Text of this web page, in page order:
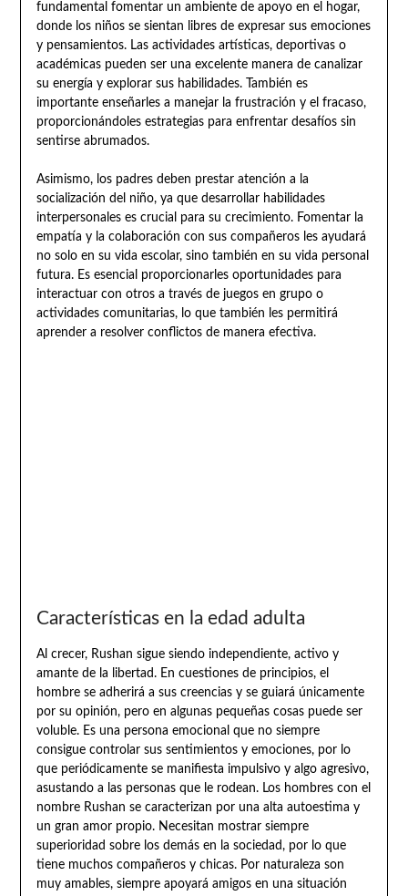
fundamental fomentar un ambiente de apoyo en el hogar,
donde los niños se sientan libres de expresar sus emociones
y pensamientos. Las actividades artísticas, deportivas o
académicas pueden ser una excelente manera de canalizar
su energía y explorar sus habilidades. También es
importante enseñarles a manejar la frustración y el fracaso,
proporcionándoles estrategias para enfrentar desafíos sin
sentirse abrumados.
Asimismo, los padres deben prestar atención a la
socialización del niño, ya que desarrollar habilidades
interpersonales es crucial para su crecimiento. Fomentar la
empatía y la colaboración con sus compañeros les ayudará
no solo en su vida escolar, sino también en su vida personal
futura. Es esencial proporcionarles oportunidades para
interactuar con otros a través de juegos en grupo o
actividades comunitarias, lo que también les permitirá
aprender a resolver conflictos de manera efectiva.
Características en la edad adulta
Al crecer, Rushan sigue siendo independiente, activo y
amante de la libertad. En cuestiones de principios, el
hombre se adherirá a sus creencias y se guiará únicamente
por su opinión, pero en algunas pequeñas cosas puede ser
voluble. Es una persona emocional que no siempre
consigue controlar sus sentimientos y emociones, por lo
que periódicamente se manifiesta impulsivo y algo agresivo,
asustando a las personas que le rodean. Los hombres con el
nombre Rushan se caracterizan por una alta autoestima y
un gran amor propio. Necesitan mostrar siempre
superioridad sobre los demás en la sociedad, por lo que
tiene muchos compañeros y chicas. Por naturaleza son
muy amables, siempre apoyará amigos en una situación